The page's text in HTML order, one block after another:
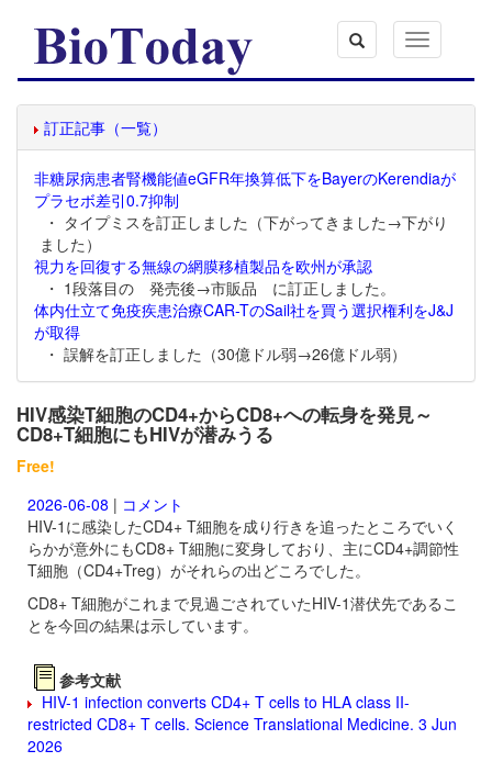
Toggle
navigation
訂正記事（一覧）
非糖尿病患者腎機能値eGFR年換算低下をBayerのKerendiaが
プラセボ差引0.7抑制
・ タイプミスを訂正しました（下がってきました→下がり
ました）
視力を回復する無線の網膜移植製品を欧州が承認
・ 1段落目の 発売後→市販品 に訂正しました。
体内仕立て免疫疾患治療CAR-TのSail社を買う選択権利をJ&J
が取得
・ 誤解を訂正しました（30億ドル弱→26億ドル弱）
HIV感染T細胞のCD4+からCD8+への転身を発見～
CD8+T細胞にもHIVが潜みうる
Free!
2026-06-08 | コメント
HIV-1に感染したCD4+ T細胞を成り行きを追ったところでいく
らかが意外にもCD8+ T細胞に変身しており、主にCD4+調節性
T細胞（CD4+Treg）がそれらの出どころでした。
CD8+ T細胞がこれまで見過ごされていたHIV-1潜伏先であるこ
とを今回の結果は示しています。
参考文献
HIV-1 infection converts CD4+ T cells to HLA class II-
restricted CD8+ T cells. Science Translational Medicine. 3 Jun
2026